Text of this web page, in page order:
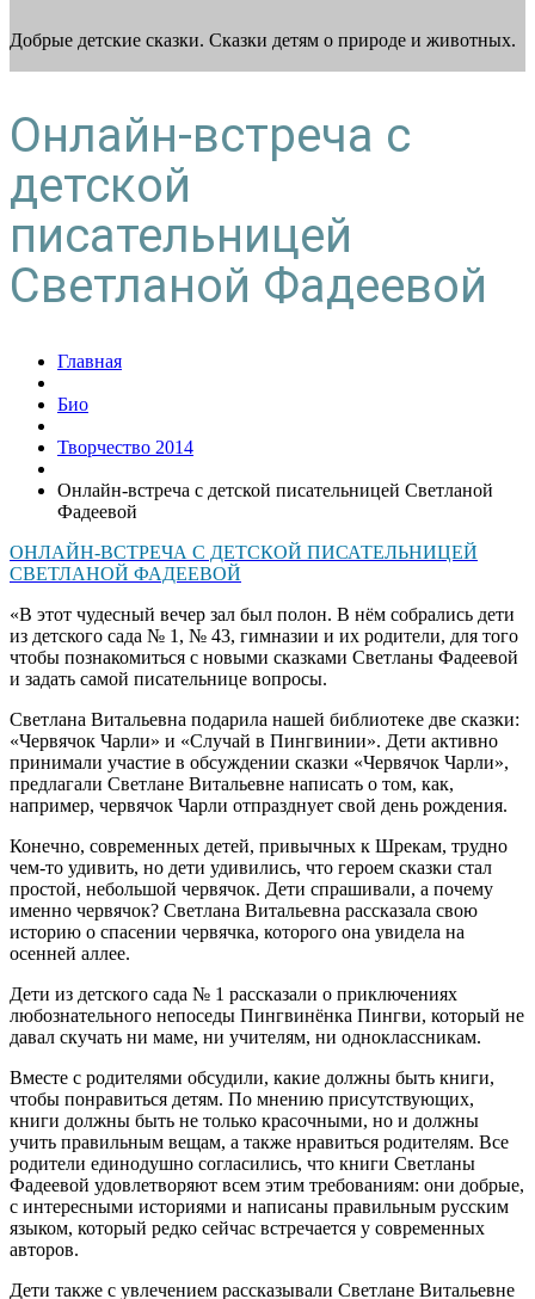
Добрые детские сказки. Сказки детям о природе и животных.
Онлайн-встреча с
детской
писательницей
Светланой Фадеевой
Главная
Био
Творчество 2014
Онлайн-встреча с детской писательницей Светланой
Фадеевой
ОНЛАЙН-ВСТРЕЧА С ДЕТСКОЙ ПИСАТЕЛЬНИЦЕЙ
СВЕТЛАНОЙ ФАДЕЕВОЙ
«В этот чудесный вечер зал был полон. В нём собрались дети
из детского сада № 1, № 43, гимназии и их родители, для того
чтобы познакомиться с новыми сказками Светланы Фадеевой
и задать самой писательнице вопросы.
Светлана Витальевна подарила нашей библиотеке две сказки:
«Червячок Чарли» и «Случай в Пингвинии». Дети активно
принимали участие в обсуждении сказки «Червячок Чарли»,
предлагали Светлане Витальевне написать о том, как,
например, червячок Чарли отпразднует свой день рождения.
Конечно, современных детей, привычных к Шрекам, трудно
чем-то удивить, но дети удивились, что героем сказки стал
простой, небольшой червячок. Дети спрашивали, а почему
именно червячок? Светлана Витальевна рассказала свою
историю о спасении червячка, которого она увидела на
осенней аллее.
Дети из детского сада № 1 рассказали о приключениях
любознательного непоседы Пингвинёнка Пингви, который не
давал скучать ни маме, ни учителям, ни одноклассникам.
Вместе с родителями обсудили, какие должны быть книги,
чтобы понравиться детям. По мнению присутствующих,
книги должны быть не только красочными, но и должны
учить правильным вещам, а также нравиться родителям. Все
родители единодушно согласились, что книги Светланы
Фадеевой удовлетворяют всем этим требованиям: они добрые,
с интересными историями и написаны правильным русским
языком, который редко сейчас встречается у современных
авторов.
Дети также с увлечением рассказывали Светлане Витальевне